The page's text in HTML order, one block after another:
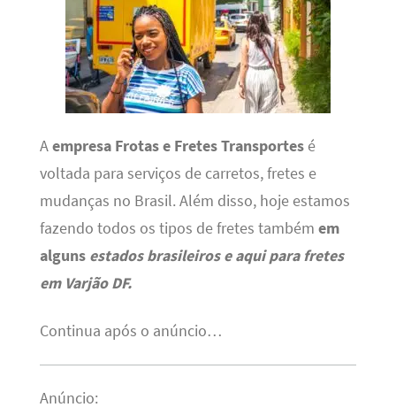
Aempresa Frotas e Fretes Transportesé
voltada para serviços de carretos, fretes e
mudanças no Brasil. Além disso, hoje estamos
fazendo todos os tipos de fretes também em
alguns estados brasileiros e aqui para fretes
em Varjão DF.
Continua após o anúncio…
Anúncio: